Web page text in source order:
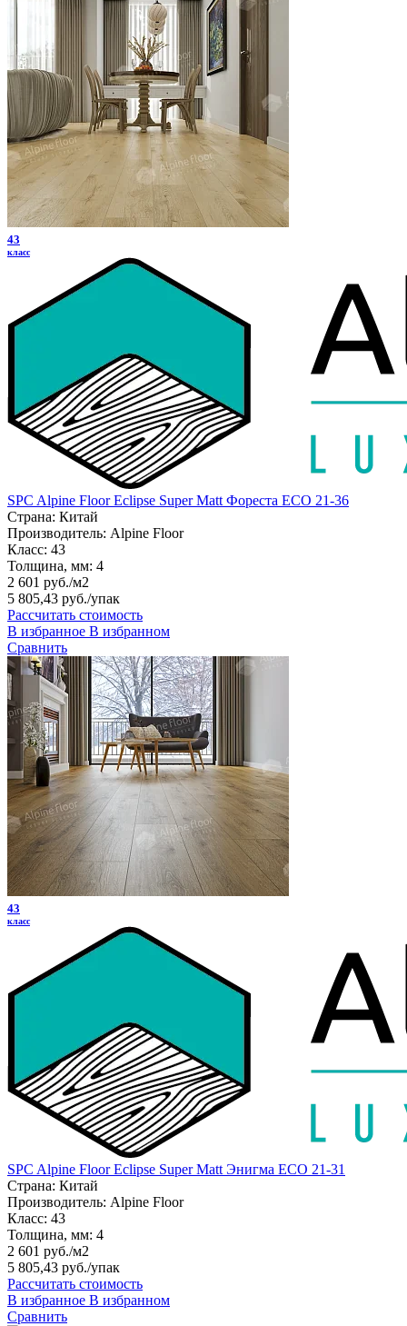
43
класс
SPC Alpine Floor Eclipse Super Matt Фореста ЕСО 21-36
Страна: Китай
Производитель: Alpine Floor
Класс: 43
Толщина, мм: 4
2 601 руб./м2
5 805,43 руб./упак
Рассчитать стоимость
В избранное В избранном
Сравнить
43
класс
SPC Alpine Floor Eclipse Super Matt Энигма ЕСО 21-31
Страна: Китай
Производитель: Alpine Floor
Класс: 43
Толщина, мм: 4
2 601 руб./м2
5 805,43 руб./упак
Рассчитать стоимость
В избранное В избранном
Сравнить